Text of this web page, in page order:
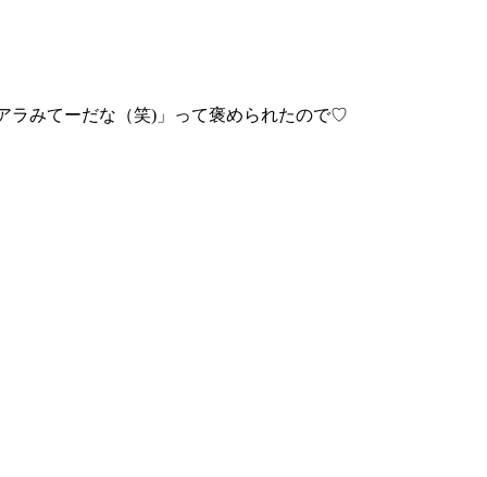
ラみてーだな（笑)」って褒められたので♡